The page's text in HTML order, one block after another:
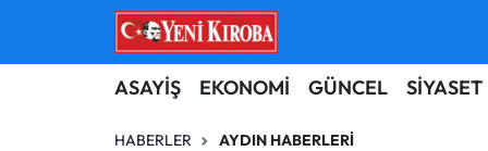
ASAYİŞ EKONOMİ GÜNCEL SİYASET
HABERLER AYDIN HABERLERI
ASAYİŞ
BİLİM-TEKNOLOJİ
Aydın Nöbetçi Eczaneler
Aydın Hava Durumu